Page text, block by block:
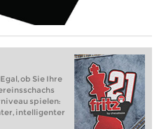
ob Sie Ihre
spielen:
intelligenter